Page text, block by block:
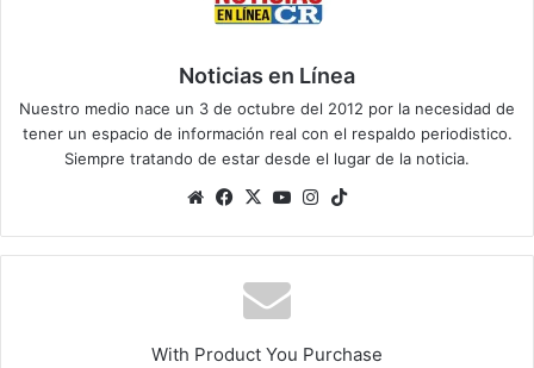
Noticias en Línea
Nuestro medio nace un 3 de octubre del 2012 por la necesidad de
tener un espacio de información real con el respaldo periodistico.
Siempre tratando de estar desde el lugar de la noticia.
SitioFacebook
X YouTubeInstagram
With Product You Purchase